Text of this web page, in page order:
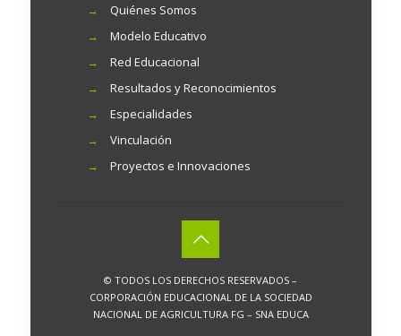
→
Quiénes Somos
→
Modelo Educativo
→
Red Educacional
→
Resultados y Reconocimientos
→
Especialidades
→
Vinculación
→
Proyectos e Innovaciones
© TODOS LOS DERECHOS RESERVADOS –
CORPORACIÓN EDUCACIONAL DE LA SOCIEDAD
NACIONAL DE AGRICULTURA FG – SNA EDUCA